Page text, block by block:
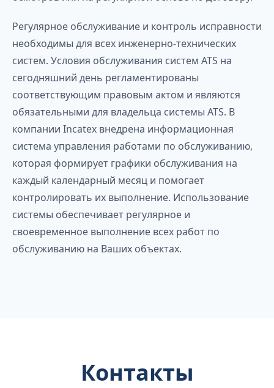
Регулярное обслуживание и контроль исправности
необходимы для всех инженерно-технических
систем. Условия обслуживания систем ATS на
сегодняшний день регламентированы
соответствующим правовым актом и являются
обязательными для владельца системы ATS. В
компании Incatex внедрена информационная
система управления работами по обслуживанию,
которая формирует графики обслуживания на
каждый календарный месяц и помогает
контролировать их выполнение. Использование
системы обеспечивает регулярное и
своевременное выполнение всех работ по
обслуживанию на Ваших объектах.
Контакты